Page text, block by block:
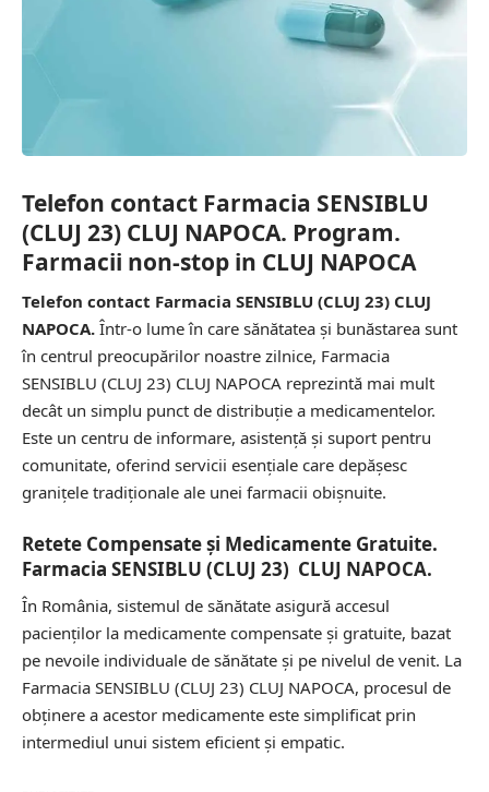
Telefon contact Farmacia SENSIBLU
(CLUJ 23) CLUJ NAPOCA. Program.
Farmacii non-stop in CLUJ NAPOCA
Telefon contact Farmacia SENSIBLU (CLUJ 23) CLUJ
NAPOCA. Într-o lume în care sănătatea și bunăstarea sunt
în centrul preocupărilor noastre zilnice, Farmacia
SENSIBLU (CLUJ 23) CLUJ NAPOCA reprezintă mai mult
decât un simplu punct de distribuție a medicamentelor.
Este un centru de informare, asistență și suport pentru
comunitate, oferind servicii esențiale care depășesc
granițele tradiționale ale unei farmacii obișnuite.
Retete Compensate și Medicamente Gratuite.
Farmacia SENSIBLU (CLUJ 23) CLUJ NAPOCA.
În România, sistemul de sănătate asigură accesul
pacienților la medicamente compensate și gratuite, bazat
pe nevoile individuale de sănătate și pe nivelul de venit. La
Farmacia SENSIBLU (CLUJ 23) CLUJ NAPOCA, procesul de
obținere a acestor medicamente este simplificat prin
intermediul unui sistem eficient și empatic.